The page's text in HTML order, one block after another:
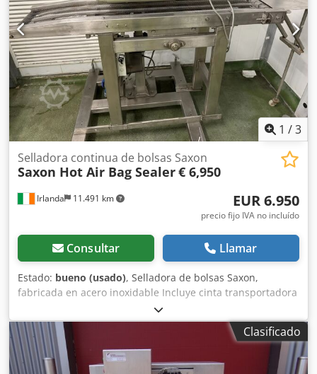
1 /3
Irlanda 11.491 km
Selladora continua de bolsas Saxon
Saxon Hot Air Bag Sealer€ 6,950
EUR 6.950
precio fijo IVA no incluído
Consultar Llamar
Estado: bueno (usado), Selladora de bolsas Saxon,
fabricada en acero inoxidable Incluye cinta transportadora
de malla de acero inoxidable Control de velocidad variable
Control de temperatura ajustable Csdpfx Aezbnmgjpreha
Apta para bolsas de gran grosor Cinta de malla de 250 mm
de ancho Dimensiones de la máquina: 1800 mm de largo x
800 mm de ancho Precio: 6.950 €
Clasificado